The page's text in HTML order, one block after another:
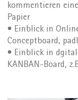
kommentieren
Papier
• Einblick in
Conceptboard,
• Einblick in
KANBAN-Board,